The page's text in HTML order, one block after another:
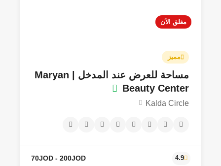
مغلق الآن
مميز
مساحة للعرض عند المدخل | Maryan
Beauty Center
Kalda Circle